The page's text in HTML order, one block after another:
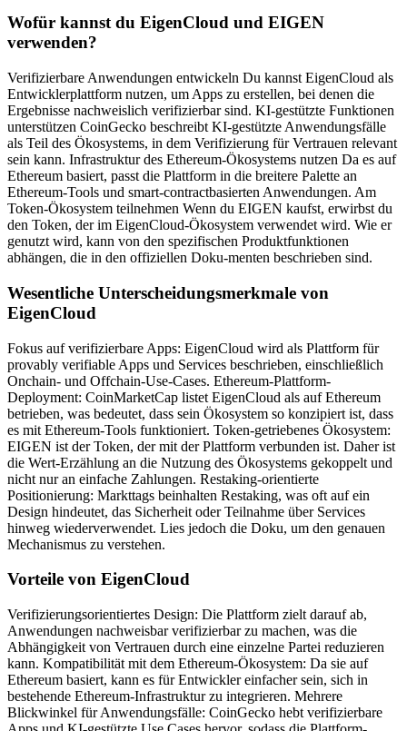
Wofür kannst du EigenCloud und EIGEN
verwenden?
Verifizierbare Anwendungen entwickeln Du kannst EigenCloud als
Entwicklerplattform nutzen, um Apps zu erstellen, bei denen die
Ergebnisse nachweislich verifizierbar sind. KI-gestützte Funktionen
unterstützen CoinGecko beschreibt KI-gestützte Anwendungsfälle
als Teil des Ökosystems, in dem Verifizierung für Vertrauen relevant
sein kann. Infrastruktur des Ethereum-Ökosystems nutzen Da es auf
Ethereum basiert, passt die Plattform in die breitere Palette an
Ethereum-Tools und smart-contractbasierten Anwendungen. Am
Token-Ökosystem teilnehmen Wenn du EIGEN kaufst, erwirbst du
den Token, der im EigenCloud-Ökosystem verwendet wird. Wie er
genutzt wird, kann von den spezifischen Produktfunktionen
abhängen, die in den offiziellen Doku-menten beschrieben sind.
Wesentliche Unterscheidungsmerkmale von
EigenCloud
Fokus auf verifizierbare Apps: EigenCloud wird als Plattform für
provably verifiable Apps und Services beschrieben, einschließlich
Onchain- und Offchain-Use-Cases. Ethereum-Plattform-
Deployment: CoinMarketCap listet EigenCloud als auf Ethereum
betrieben, was bedeutet, dass sein Ökosystem so konzipiert ist, dass
es mit Ethereum-Tools funktioniert. Token-getriebenes Ökosystem:
EIGEN ist der Token, der mit der Plattform verbunden ist. Daher ist
die Wert-Erzählung an die Nutzung des Ökosystems gekoppelt und
nicht nur an einfache Zahlungen. Restaking-orientierte
Positionierung: Markttags beinhalten Restaking, was oft auf ein
Design hindeutet, das Sicherheit oder Teilnahme über Services
hinweg wiederverwendet. Lies jedoch die Doku, um den genauen
Mechanismus zu verstehen.
Vorteile von EigenCloud
Verifizierungsorientiertes Design: Die Plattform zielt darauf ab,
Anwendungen nachweisbar verifizierbar zu machen, was die
Abhängigkeit von Vertrauen durch eine einzelne Partei reduzieren
kann. Kompatibilität mit dem Ethereum-Ökosystem: Da sie auf
Ethereum basiert, kann es für Entwickler einfacher sein, sich in
bestehende Ethereum-Infrastruktur zu integrieren. Mehrere
Blickwinkel für Anwendungsfälle: CoinGecko hebt verifizierbare